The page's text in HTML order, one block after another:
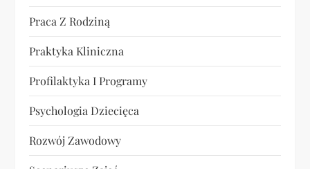
Praca Z Rodziną
Praktyka Kliniczna
Profilaktyka I Programy
Psychologia Dziecięca
Rozwój Zawodowy